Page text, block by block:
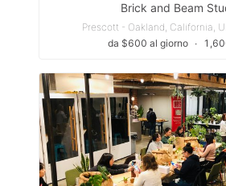
Brick and Beam
Prescott - Oakland, California,
da $600 al giorno
∙